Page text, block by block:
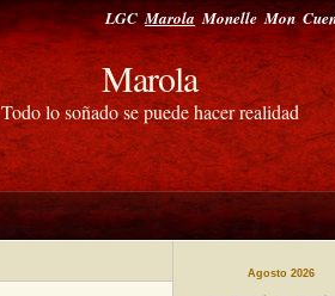
LGC Marola Monelle Mon
Marola
Todo lo soñado se puede hacer realidad
Agosto 2026